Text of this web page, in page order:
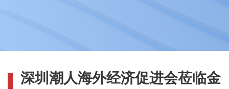
深圳潮人海外经济促进会莅临金